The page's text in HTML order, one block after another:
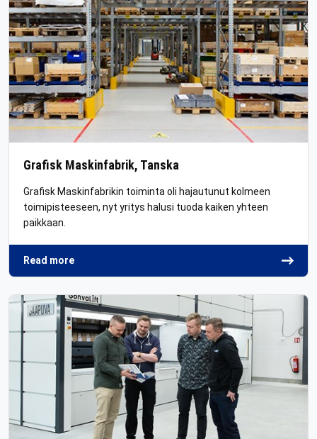
Grafisk Maskinfabrik, Tanska
Grafisk Maskinfabrikin toiminta oli hajautunut kolmeen
toimipisteeseen, nyt yritys halusi tuoda kaiken yhteen
paikkaan.
Read more